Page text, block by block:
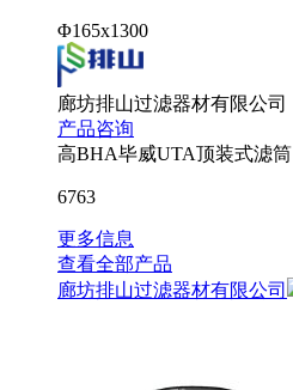
Φ165x1300
廊坊排山过滤器材有限公司
产品咨询
高BHA毕威UTA顶装式滤筒
6763
更多信息
查看全部产品
廊坊排山过滤器材有限公司